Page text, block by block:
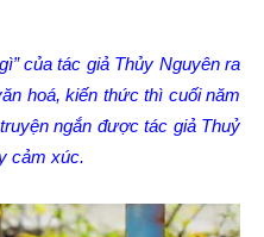
của tác giả Thủy Nguyên ra
hoá, kiến thức thì cuối năm
ngắn được tác giả Thuỷ
cảm xúc.